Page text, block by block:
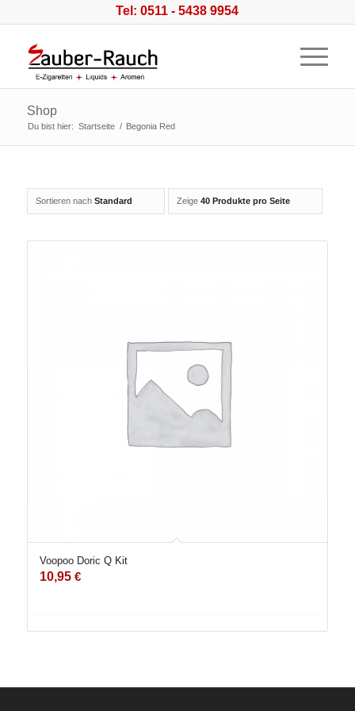
Tel: 0511 - 5438 9954
Shop
Du bist hier: Startseite / Begonia Red
Sortieren nach Standard Zeige 40 Produkte pro Seite
Voopoo Doric Q Kit
10,95 €